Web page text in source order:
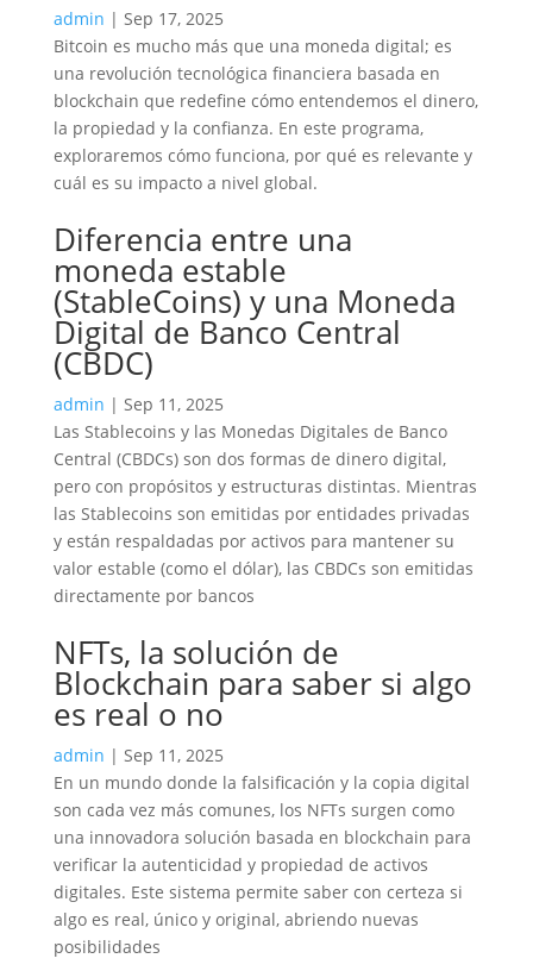
admin | Sep 17, 2025
Bitcoin es mucho más que una moneda digital; es
una revolución tecnológica financiera basada en
blockchain que redefine cómo entendemos el dinero,
la propiedad y la confianza. En este programa,
exploraremos cómo funciona, por qué es relevante y
cuál es su impacto a nivel global.
Diferencia entre una
moneda estable
(StableCoins) y una Moneda
Digital de Banco Central
(CBDC)
admin | Sep 11, 2025
Las Stablecoins y las Monedas Digitales de Banco
Central (CBDCs) son dos formas de dinero digital,
pero con propósitos y estructuras distintas. Mientras
las Stablecoins son emitidas por entidades privadas
y están respaldadas por activos para mantener su
valor estable (como el dólar), las CBDCs son emitidas
directamente por bancos
NFTs, la solución de
⁠Blockchain para saber si algo
es real o no
admin | Sep 11, 2025
En un mundo donde la falsificación y la copia digital
son cada vez más comunes, los NFTs surgen como
una innovadora solución basada en blockchain para
verificar la autenticidad y propiedad de activos
digitales. Este sistema permite saber con certeza si
algo es real, único y original, abriendo nuevas
posibilidades